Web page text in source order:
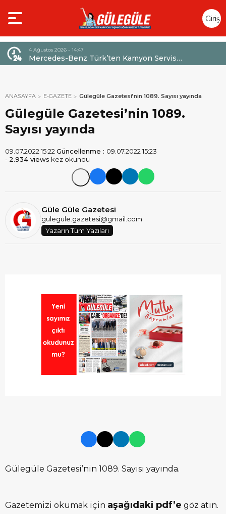
Giriş
Yap
4 Ağustos 2026 - 14:47
Mercedes-Benz Türk’ten Kamyon Servis
Sözleşmelerinde 36 Aya Varan Taksit İmkânı
ANASAYFA E-GAZETE Gülegüle Gazetesi’nin 1089. Sayısı yayında
Gülegüle Gazetesi’nin 1089.
Sayısı yayında
09.07.2022 15:22 Güncellenme : 09.07.2022 15:23
- 2.934 views kez okundu
Güle Güle Gazetesi
gulegule.gazetesi@gmail.com
Yazarın Tüm Yazıları
Gülegüle Gazetesi’nin 1089. Sayısı yayında.
Gazetemizi okumak için aşağıdaki pdf’e göz atın.